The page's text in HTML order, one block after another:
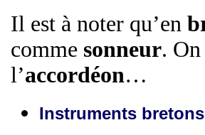
Il est à noter qu’en
comme sonneur.
l’accordéon…
Instruments bretons